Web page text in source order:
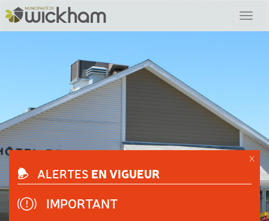
X
ALERTES EN VIGUEUR
IMPORTANT